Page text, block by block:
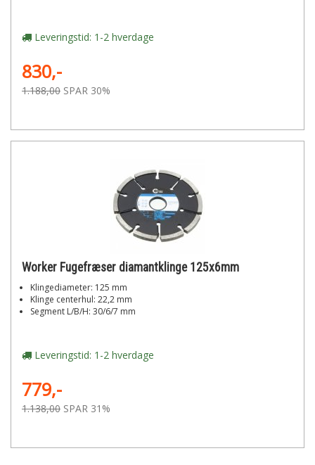
Leveringstid: 1-2 hverdage
830,-
1.188,00 SPAR 30%
Worker Fugefræser diamantklinge 125x6mm
Klingediameter: 125 mm
Klinge centerhul: 22,2 mm
Segment L/B/H: 30/6/7 mm
Leveringstid: 1-2 hverdage
779,-
1.138,00 SPAR 31%